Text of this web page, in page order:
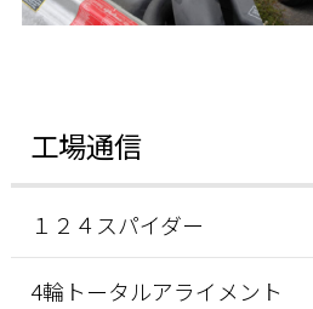
工場通信
１２４スパイダー
4輪トータルアライメント